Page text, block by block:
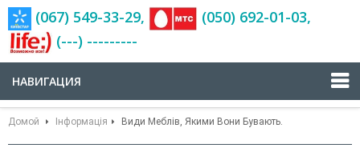
(067) 549-33-29,
(‎050) 692-01-03,
(---) ---------
НАВИГАЦИЯ
Домой Інформація Види Меблів, Якими Вони Бувають.